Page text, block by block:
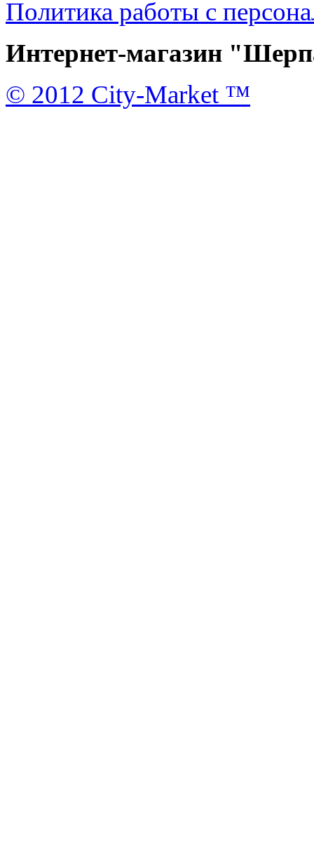
Политика работы с
Интернет-магазин
© 2012 City-Market ™